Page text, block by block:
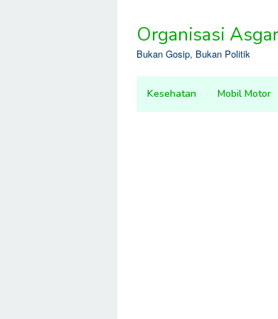
contentOrganisasi Asgar
Bukan Gosip, Bukan Politik
Kesehatan Mobil Motor